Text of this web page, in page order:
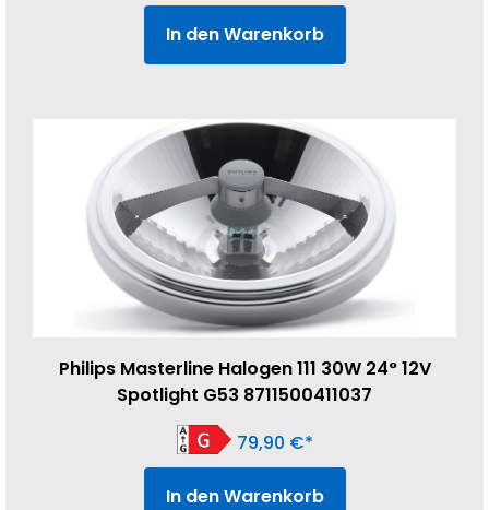
In den Warenkorb
Philips Masterline Halogen 111 30W 24° 12V
Spotlight G53 8711500411037
79,90 €
In den Warenkorb